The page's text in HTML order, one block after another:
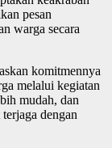
pesan
warga secara
komitmennya
melalui kegiatan
mudah, dan
dengan